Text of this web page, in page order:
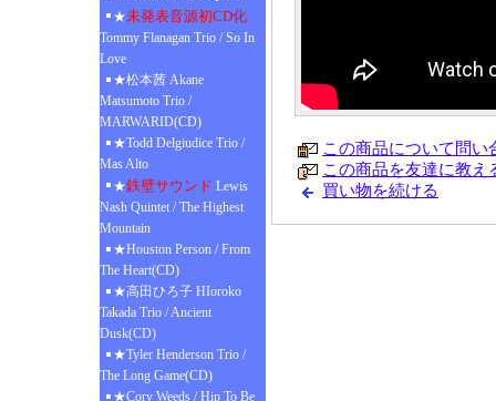
★未発表音源初CD化
Tommy Flanagan Trio / So In
Love
★松本茜 Akane
Matsumoto Trio /
MARWARID(CD)
★Todd Delgiudice Trio /
Mas Alto
★鉄壁サウンド Lewis
Nash Quintet / The Highest
Mountain
★Houston Person / From
The Heart(CD)
★高田ひろ子 HIoroko
Takada Trio / Ancient
Dusk(CD)
★Tyler Henderson Trio /
The Long Game(CD)
★Cory Weeds / Hip To Be
この商品について問い
この商品を友達に教え
買い物を続ける